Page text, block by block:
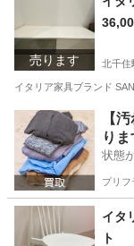
売ります 北千住
イタリア家具ブランド
東京 足立区 北
【
りま
状態
プリフ
イタ
ト